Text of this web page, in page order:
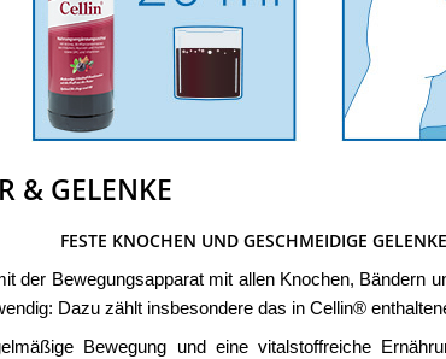
& GELENKE
FESTE KNOCHEN UND GESCHMEIDIGE
der Bewegungsapparat mit allen Knochen, Bändern
Dazu zählt insbesondere das in Cellin®
Bewegung und eine vitalstoffreiche